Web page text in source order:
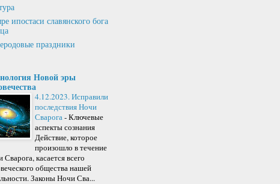
ипостаси славянского бога
праздники
Новой эры
4.12.2023. Исправили
последствия Ночи
Сварога-Ключевые
аспекты сознания
Действие, которое
произошло в течение
Сварога, касается всего
общества нашей
Законы Ночи Сва...